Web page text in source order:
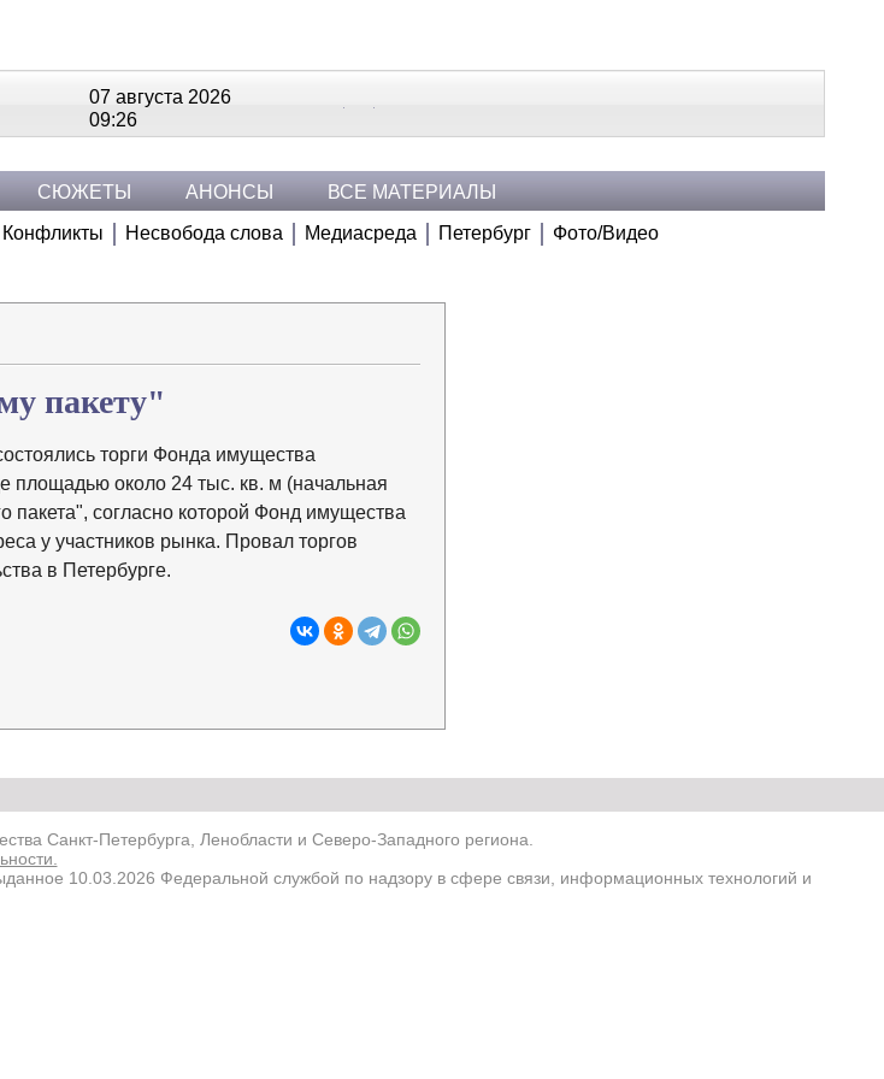
07 августа 2026
09:26
СЮЖЕТЫ АНОНСЫ
ВСЕ МАТЕРИАЛЫ
Конфликты Несвобода слова Медиасреда Петербург Фото/Видео
пакету"
торги Фонда имущества
площадью около 24 тыс. кв. м (начальная
пакета", согласно которой Фонд имущества
у участников рынка. Провал торгов
в Петербурге.
Санкт-Петербурга, Ленобласти и Северо-Западного региона.
10.03.2026 Федеральной службой по надзору в сфере связи, информационных технологий и